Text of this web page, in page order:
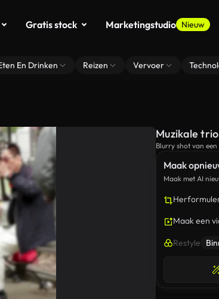
Gratis stock Marketingstudio Nieuw
En Drinken Reizen Vervoer
Maak
Maak met AI
Maak een
Restyle
Muzikale
Blurry shot van